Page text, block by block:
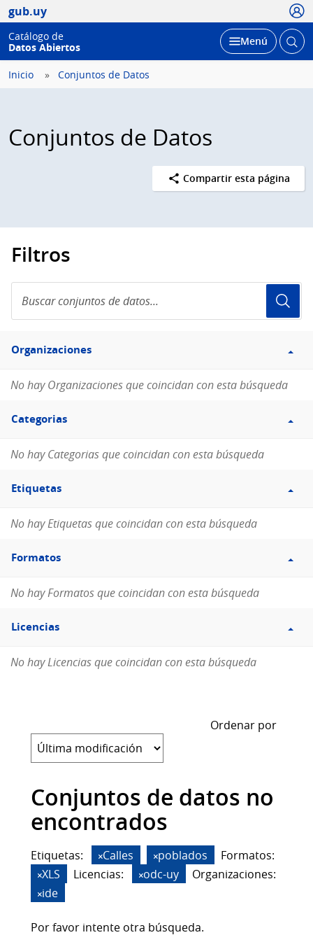
gub.uy
Catálogo de
Datos Abiertos
Desplegar
Menú Abrir
Inicio Conjuntos de Datos
Conjuntos de Datos
Compartir esta página
Filtros
conjuntos
de
Filtro
Organizaciones
Organizaciones
No hay Organizaciones que coincidan con esta búsqueda
Filtro
Categorias
Categorias
No hay Categorias que coincidan con esta búsqueda
Filtro
Etiquetas
Etiquetas
No hay Etiquetas que coincidan con esta búsqueda
Filtro
Formatos
Formatos
No hay Formatos que coincidan con esta búsqueda
Filtro
Licencias
Licencias
No hay Licencias que coincidan con esta búsqueda
Ordenar por
Conjuntos de datos no
encontrados
Etiquetas: Calles poblados
Formatos:
XLS
Licencias: odc-uy
Organizaciones:
ide
Por favor intente otra búsqueda.